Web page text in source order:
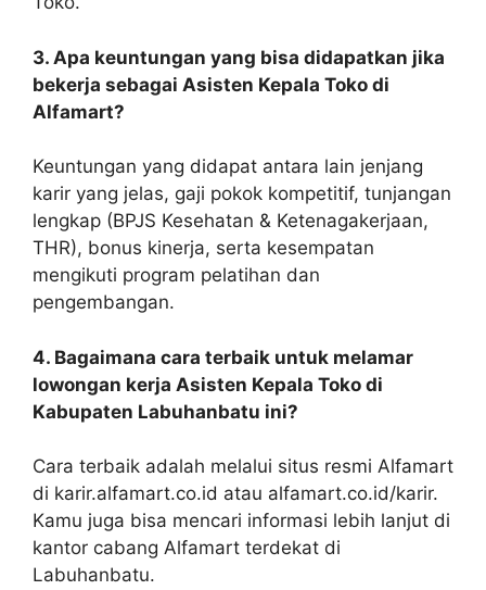
3. Apa keuntungan yang bisa didapatkan jika
bekerja sebagai Asisten Kepala Toko di
Alfamart?
Keuntungan yang didapat antara lain jenjang
karir yang jelas, gaji pokok kompetitif, tunjangan
lengkap (BPJS Kesehatan & Ketenagakerjaan,
THR), bonus kinerja, serta kesempatan
mengikuti program pelatihan dan
pengembangan.
4. Bagaimana cara terbaik untuk melamar
lowongan kerja Asisten Kepala Toko di
Kabupaten Labuhanbatu ini?
Cara terbaik adalah melalui situs resmi Alfamart
di karir.alfamart.co.id atau alfamart.co.id/karir.
Kamu juga bisa mencari informasi lebih lanjut di
kantor cabang Alfamart terdekat di
Labuhanbatu.